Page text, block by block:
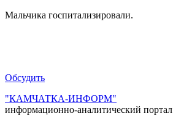
Мальчика госпитализировали.
Обсудить
"КАМЧАТКА-ИНФОРМ"
информационно-аналитический портал